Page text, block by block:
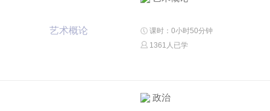
艺术概论
课时：0小时50分钟
1361人已学
政治